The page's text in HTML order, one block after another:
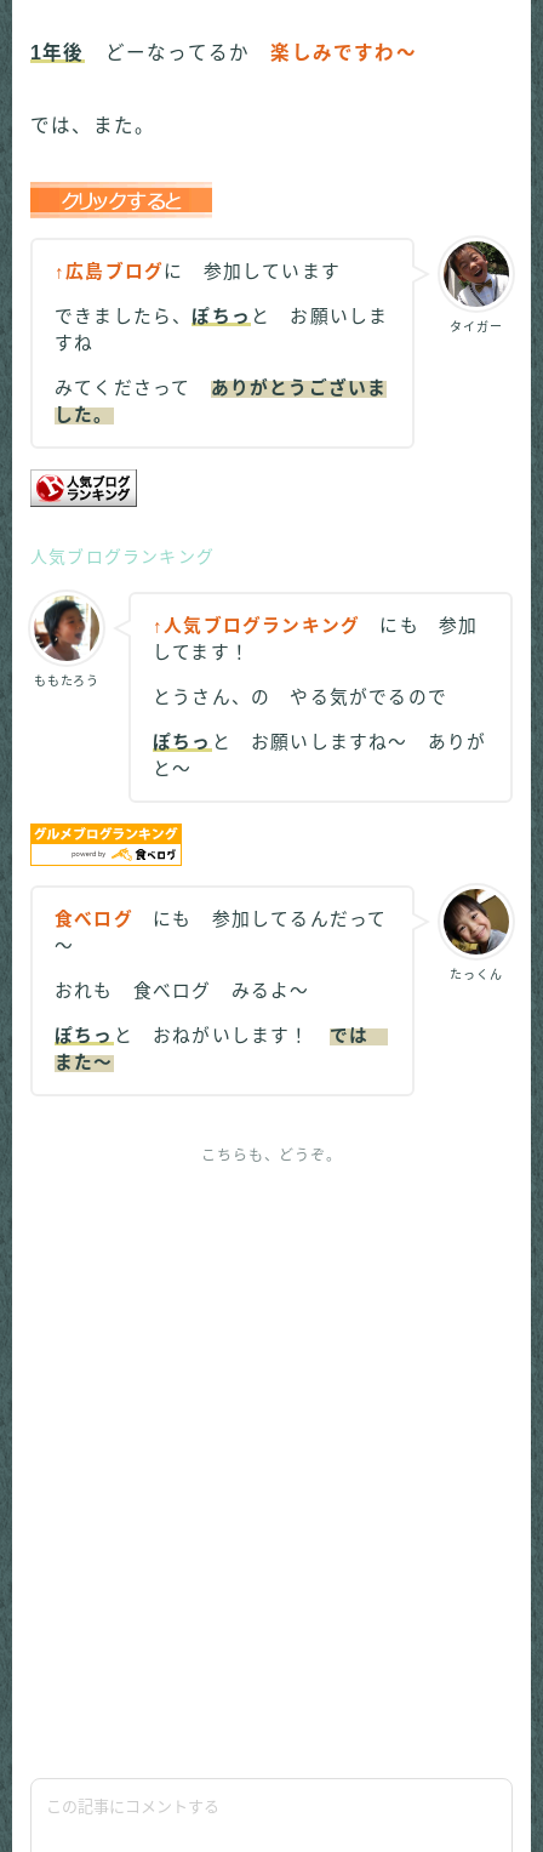
1年後 どーなってるか楽しみですわ～
では、また。
タイガー
↑広島ブログに 参加しています
できましたら、 ぽちっ と お願いしま
すね
みてくださって ありがとうございま
した。
人気ブログランキング
ももたろう
↑人気ブログランキング
にも 参加
してます！
とうさん、の やる気がでるので
ぽちっ と お願いしますね～ ありが
と～
たっくん
食べログ
にも 参加してるんだって
～
おれも 食べログ みるよ～
ぽちっ と おねがいします！ では
また～
こちらも、どうぞ。